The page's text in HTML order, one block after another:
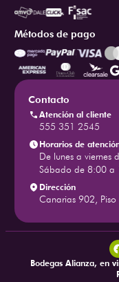
Métodos de pago
Contacto
Atención al cliente
555 351 2545
Horarios de
De lunes a viernes
Sábado de 8:00 a
Dirección
Canarias 902,
Bodegas Alianza, en